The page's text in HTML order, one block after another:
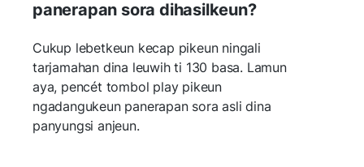
panerapan sora dihasilkeun?
Cukup lebetkeun kecap pikeun ningali
tarjamahan dina leuwih ti 130 basa. Lamun
aya, pencét tombol play pikeun
ngadangukeun panerapan sora asli dina
panyungsi anjeun.